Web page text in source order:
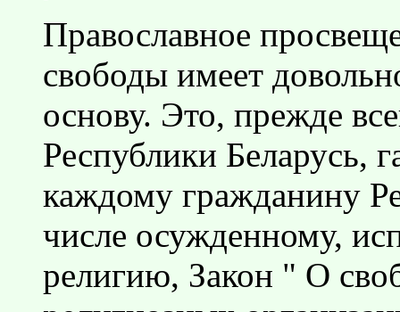
Православное
свободы имеет
основу. Это, прежде
Республики Беларусь,
каждому гражданину
числе осужденному,
религию, Закон " О